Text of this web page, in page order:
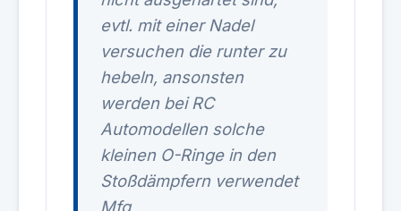
evtl. mit einer Nadel
versuchen die runter zu
hebeln, ansonsten
werden bei RC
Automodellen solche
kleinen O-Ringe in den
Stoßdämpfern verwendet
Mfg